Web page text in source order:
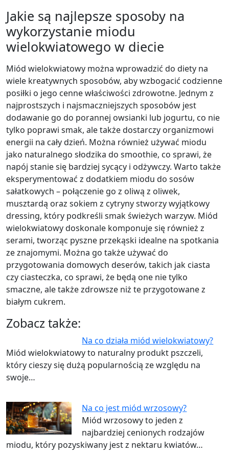
Jakie są najlepsze sposoby na
wykorzystanie miodu
wielokwiatowego w diecie
Miód wielokwiatowy można wprowadzić do diety na
wiele kreatywnych sposobów, aby wzbogacić codzienne
posiłki o jego cenne właściwości zdrowotne. Jednym z
najprostszych i najsmaczniejszych sposobów jest
dodawanie go do porannej owsianki lub jogurtu, co nie
tylko poprawi smak, ale także dostarczy organizmowi
energii na cały dzień. Można również używać miodu
jako naturalnego słodzika do smoothie, co sprawi, że
napój stanie się bardziej sycący i odżywczy. Warto także
eksperymentować z dodatkiem miodu do sosów
sałatkowych – połączenie go z oliwą z oliwek,
musztardą oraz sokiem z cytryny stworzy wyjątkowy
dressing, który podkreśli smak świeżych warzyw. Miód
wielokwiatowy doskonale komponuje się również z
serami, tworząc pyszne przekąski idealne na spotkania
ze znajomymi. Można go także używać do
przygotowania domowych deserów, takich jak ciasta
czy ciasteczka, co sprawi, że będą one nie tylko
smaczne, ale także zdrowsze niż te przygotowane z
białym cukrem.
Zobacz także:
Na co działa miód wielokwiatowy?
Miód wielokwiatowy to naturalny produkt pszczeli,
który cieszy się dużą popularnością ze względu na
swoje…
Na co jest miód wrzosowy?
Miód wrzosowy to jeden z
najbardziej cenionych rodzajów
miodu, który pozyskiwany jest z nektaru kwiatów…